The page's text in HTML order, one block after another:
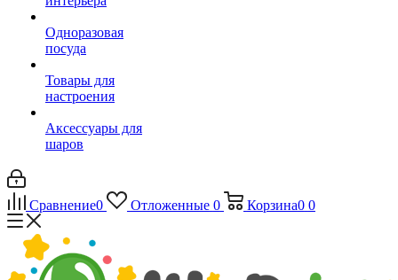
Одноразовая
посуда
Товары для
настроения
Аксессуары для
шаров
Сравнение0 Отложенные 0 Корзина0 0